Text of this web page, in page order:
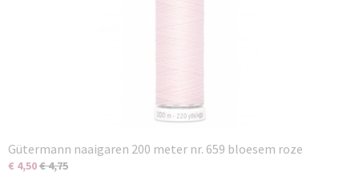
Gütermann naaigaren 200 meter nr. 659 bloesem roze
€ 4,50€ 4,75